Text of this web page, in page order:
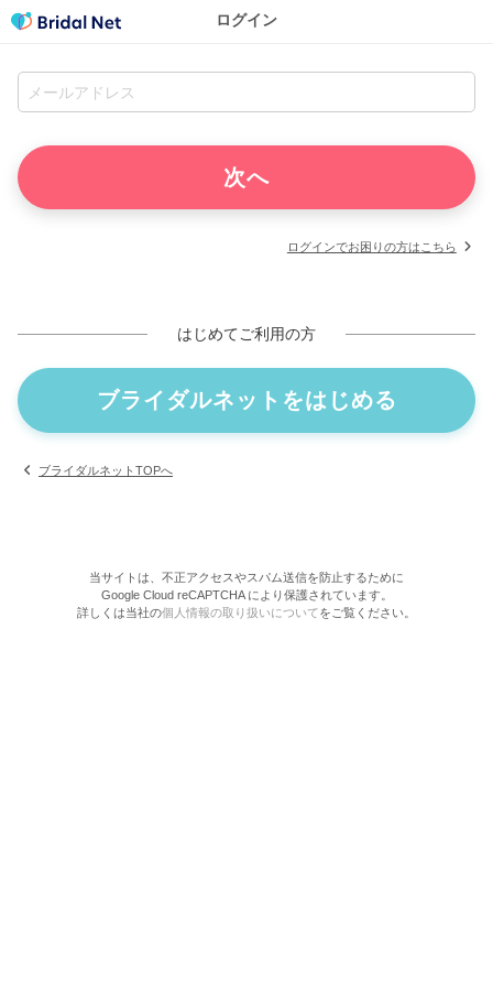
ログイン
ログインでお困りの方はこちら
はじめてご利用の方
ブライダルネットをはじめる
ブライダルネットTOPへ
当サイトは、不正アクセスやスパム送信を防止するために
Google Cloud reCAPTCHA により保護されています。
詳しくは当社の個人情報の取り扱いについてをご覧ください。